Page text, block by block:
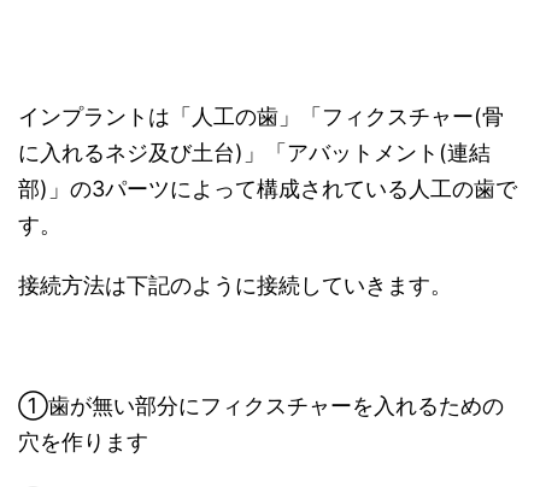
インプラントは「人工の歯」「フィクスチャー(骨
に入れるネジ及び土台)」「アバットメント(連結
部)」の3パーツによって構成されている人工の歯で
す。
接続方法は下記のように接続していきます。
①歯が無い部分にフィクスチャーを入れるための
穴を作ります